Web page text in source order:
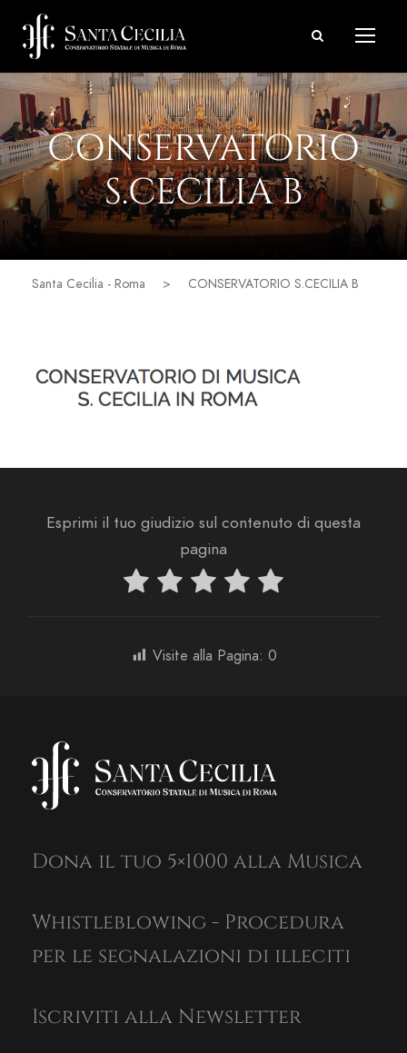
CONSERVATORIO
S.CECILIA B
Santa Cecilia - Roma > CONSERVATORIO S.CECILIA B
Esprimi il tuo giudizio sul contenuto di questa
pagina
Visite alla Pagina: 0
Dona il tuo 5×1000 alla Musica
Whistleblowing - Procedura
per le segnalazioni di illeciti
Iscriviti alla Newsletter